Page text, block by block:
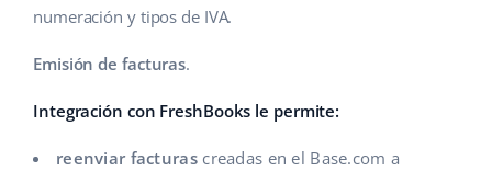
Calculadora de beneficios
Cooperación y socios
español (AR)
español (MX)
Français
Italiano
numeración y tipos de IVA.
Emisión de facturas.
Integración con FreshBooks le permite:
reenviar facturascreadas en el Base.com a